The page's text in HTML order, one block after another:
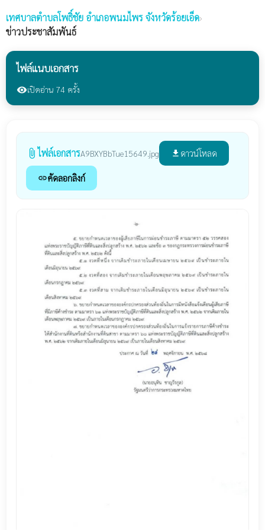
เทศบาลตำบลโพธิ์ชัย อำเภอพนมไพร จังหวัดร้อยเอ็ด›
ข่าวประชาสัมพันธ์
ไฟล์แนบเอกสาร
visibilityเปิดอ่าน 74 ครั้ง
attach_file ไฟล์เอกสารA9BXYBbTue15649.jpg file_download ดาวน์โหลด
linkคัดลอกลิงก์